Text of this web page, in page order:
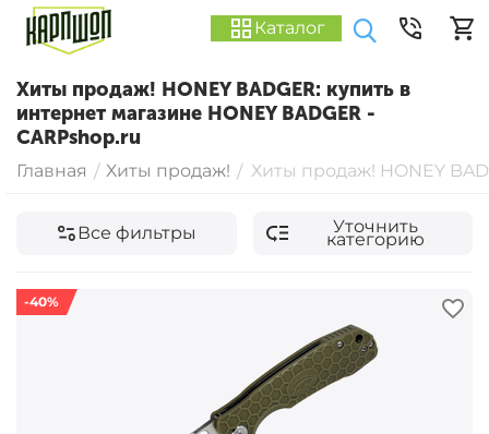
Каталог
Хиты продаж! HONEY BADGER: купить в
интернет магазине HONEY BADGER -
CARPshop.ru
Главная / Хиты продаж! / Хиты продаж! HONEY
Все фильтры Уточнить
категорию
-40%